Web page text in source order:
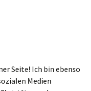
Seite! Ich bin ebenso
Medien